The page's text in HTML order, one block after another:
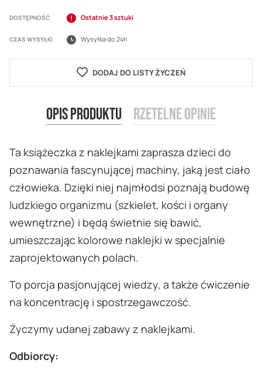
DOSTĘPNOŚĆ Ostatnie 3 sztuki
CZAS WYSYŁKI Wysyłka do 24h
DODAJ DO LISTY ŻYCZEŃ
Opis produktu
Ta książeczka z naklejkami zaprasza dzieci do
poznawania fascynującej machiny, jaką jest ciało
człowieka. Dzięki niej najmłodsi poznają budowę
ludzkiego organizmu (szkielet, kości i organy
wewnętrzne) i będą świetnie się bawić,
umieszczając kolorowe naklejki w specjalnie
zaprojektowanych polach.
To porcja pasjonującej wiedzy, a także ćwiczenie
na koncentrację i spostrzegawczość.
Życzymy udanej zabawy z naklejkami.
Odbiorcy:
Rzetelne opinie